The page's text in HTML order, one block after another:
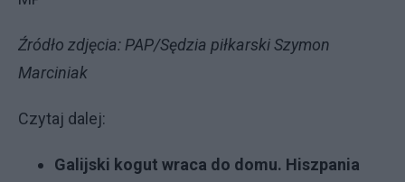
Źródło zdjęcia: PAP/Sędzia piłkarski Szymon
Marciniak
Czytaj dalej:
Galijski kogut wraca do domu. Hiszpania